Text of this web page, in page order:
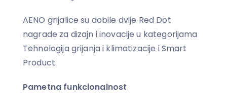
AENO grijalice su dobile dvije Red Dot
nagrade za dizajn i inovacije u kategorijama
Tehnologija grijanja i klimatizacije i Smart
Product.
Pametna funkcionalnost